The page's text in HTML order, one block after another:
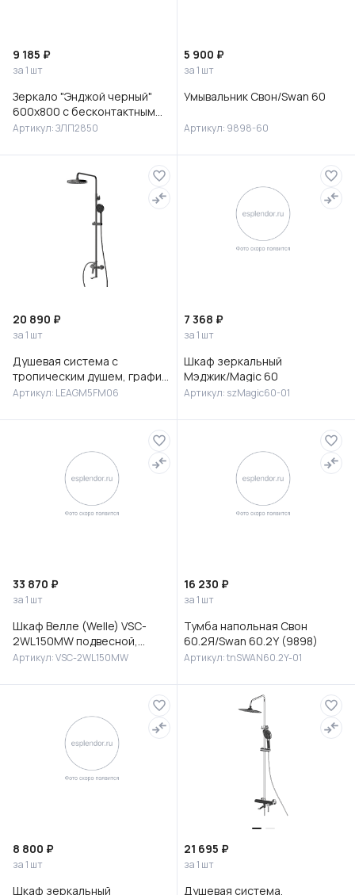
9 185 ₽
за 1 шт
Зеркало "Энджой черный"
600х800 с бесконтактным
сенсором и холодной
Артикул: ЗЛП2850
5 900 ₽
за 1 шт
Умывальник Свон/Swan 60
Артикул: 9898-60
20 890 ₽
за 1 шт
Душевая система с
тропическим душем, графит,
Лип (Leap), Milardo,
Артикул: LEAGM5FM06
7 368 ₽
за 1 шт
Шкаф зеркальный
Мэджик/Magic 60
Артикул: szMagic60-01
33 870 ₽
за 1 шт
Шкаф Велле (Welle) VSC-
2WL150MW подвесной,
1500*350*300, Белый
Артикул: VSC-2WL150MW
16 230 ₽
за 1 шт
Тумба напольная Свон
60.2Я/Swan 60.2Y (9898)
Артикул: tnSWAN60.2Y-01
8 800 ₽
за 1 шт
Шкаф зеркальный
21 695 ₽
за 1 шт
Душевая система,